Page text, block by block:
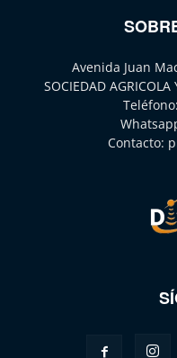
Avenida Juan
SOCIEDAD
Teléfono:
Contacto: